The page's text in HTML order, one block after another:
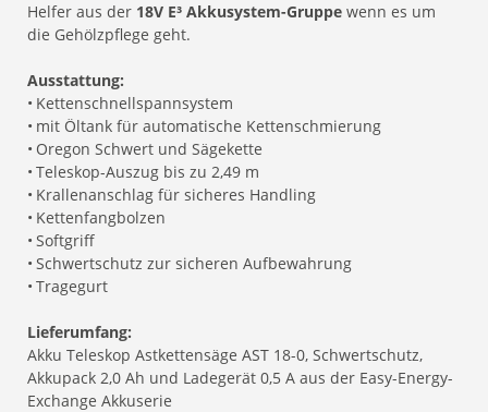
Helfer aus der 18V E³ Akkusystem-Gruppe wenn es um
die Gehölzpflege geht.
Ausstattung:
• Kettenschnellspannsystem
• mit Öltank für automatische Kettenschmierung
• Oregon Schwert und Sägekette
• Teleskop-Auszug bis zu 2,49 m
• Krallenanschlag für sicheres Handling
• Kettenfangbolzen
• Softgriff
• Schwertschutz zur sicheren Aufbewahrung
• Tragegurt
Lieferumfang:
Akku Teleskop Astkettensäge AST 18-0, Schwertschutz,
Akkupack 2,0 Ah und Ladegerät 0,5 A aus der Easy-Energy-
Exchange Akkuserie